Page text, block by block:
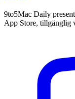
9to5Mac Daily
App Store, tillgänglig